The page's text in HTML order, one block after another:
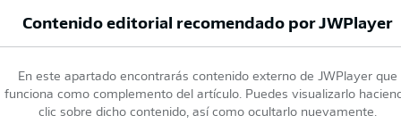
Contenido editorial recomendado porJWPlayer
En este apartado encontrarás contenido externo de JWPlayer que
funciona como complemento del artículo. Puedes visualizarlo
clic sobre dicho contenido, así como ocultarlo nuevamente.